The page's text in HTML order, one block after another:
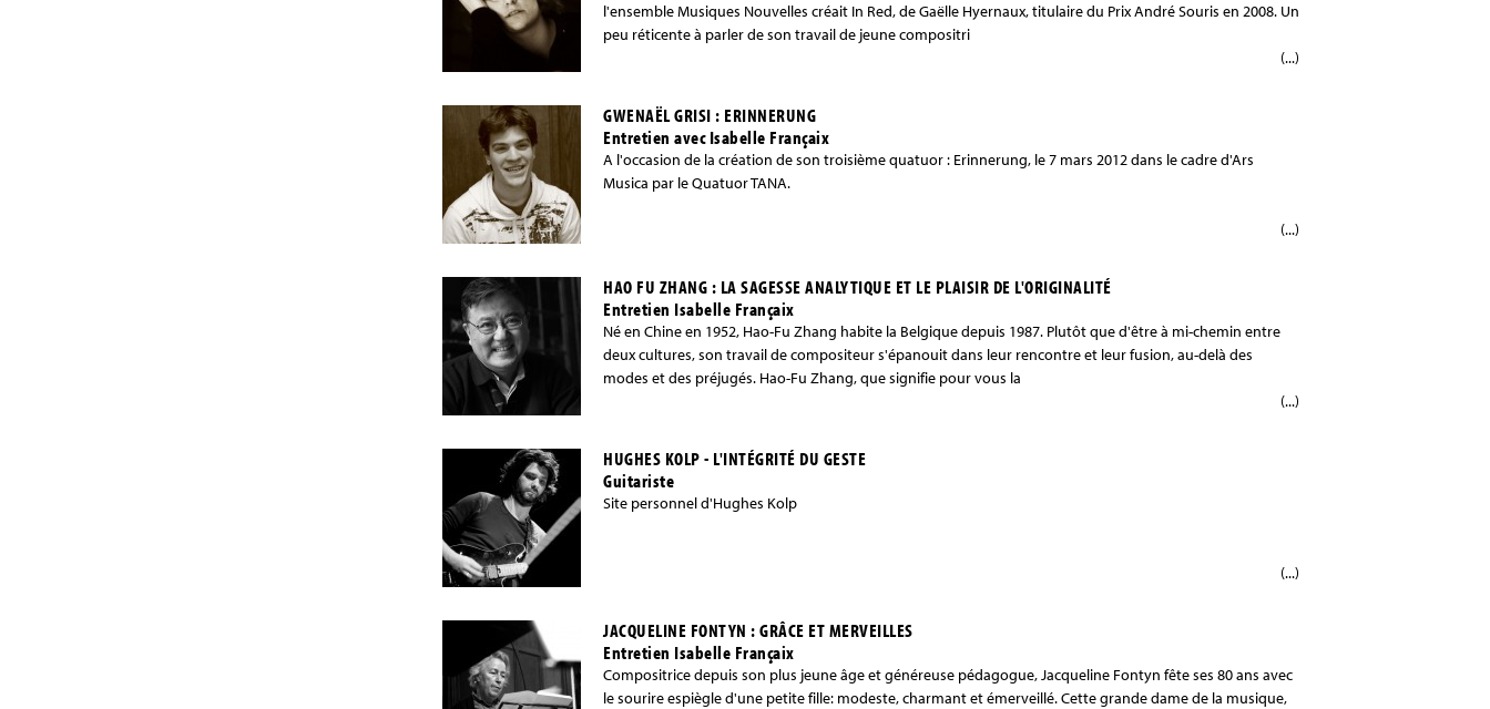
l'ensemble Musiques Nouvelles créait In Red, de Gaëlle Hyernaux, titulaire du Prix André Souris en 2008. Un
peu réticente à parler de son travail de jeune compositri
(...)
GWENAËL GRISI : ERINNERUNG
Entretien avec Isabelle Françaix
A l'occasion de la création de son troisième quatuor : Erinnerung, le 7 mars 2012 dans le cadre d'Ars
Musica par le Quatuor TANA.
(...)
HAO FU ZHANG : LA SAGESSE ANALYTIQUE ET LE PLAISIR DE L'ORIGINALITÉ
Entretien Isabelle Françaix
Né en Chine en 1952, Hao-Fu Zhang habite la Belgique depuis 1987. Plutôt que d'être à mi-chemin entre
deux cultures, son travail de compositeur s'épanouit dans leur rencontre et leur fusion, au-delà des
modes et des préjugés. Hao-Fu Zhang, que signifie pour vous la
(...)
HUGHES KOLP - L'INTÉGRITÉ DU GESTE
Guitariste
Site personnel d'Hughes Kolp
(...)
JACQUELINE FONTYN : GRÂCE ET MERVEILLES
Entretien Isabelle Françaix
Compositrice depuis son plus jeune âge et généreuse pédagogue, Jacqueline Fontyn fête ses 80 ans avec
le sourire espiègle d'une petite fille: modeste, charmant et émerveillé. Cette grande dame de la musique,